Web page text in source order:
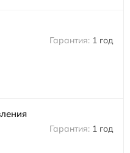
1 год
1 год